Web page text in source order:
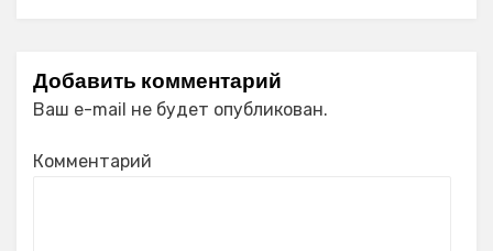
Добавить комментарий
Ваш e-mail не будет опубликован.
Комментарий